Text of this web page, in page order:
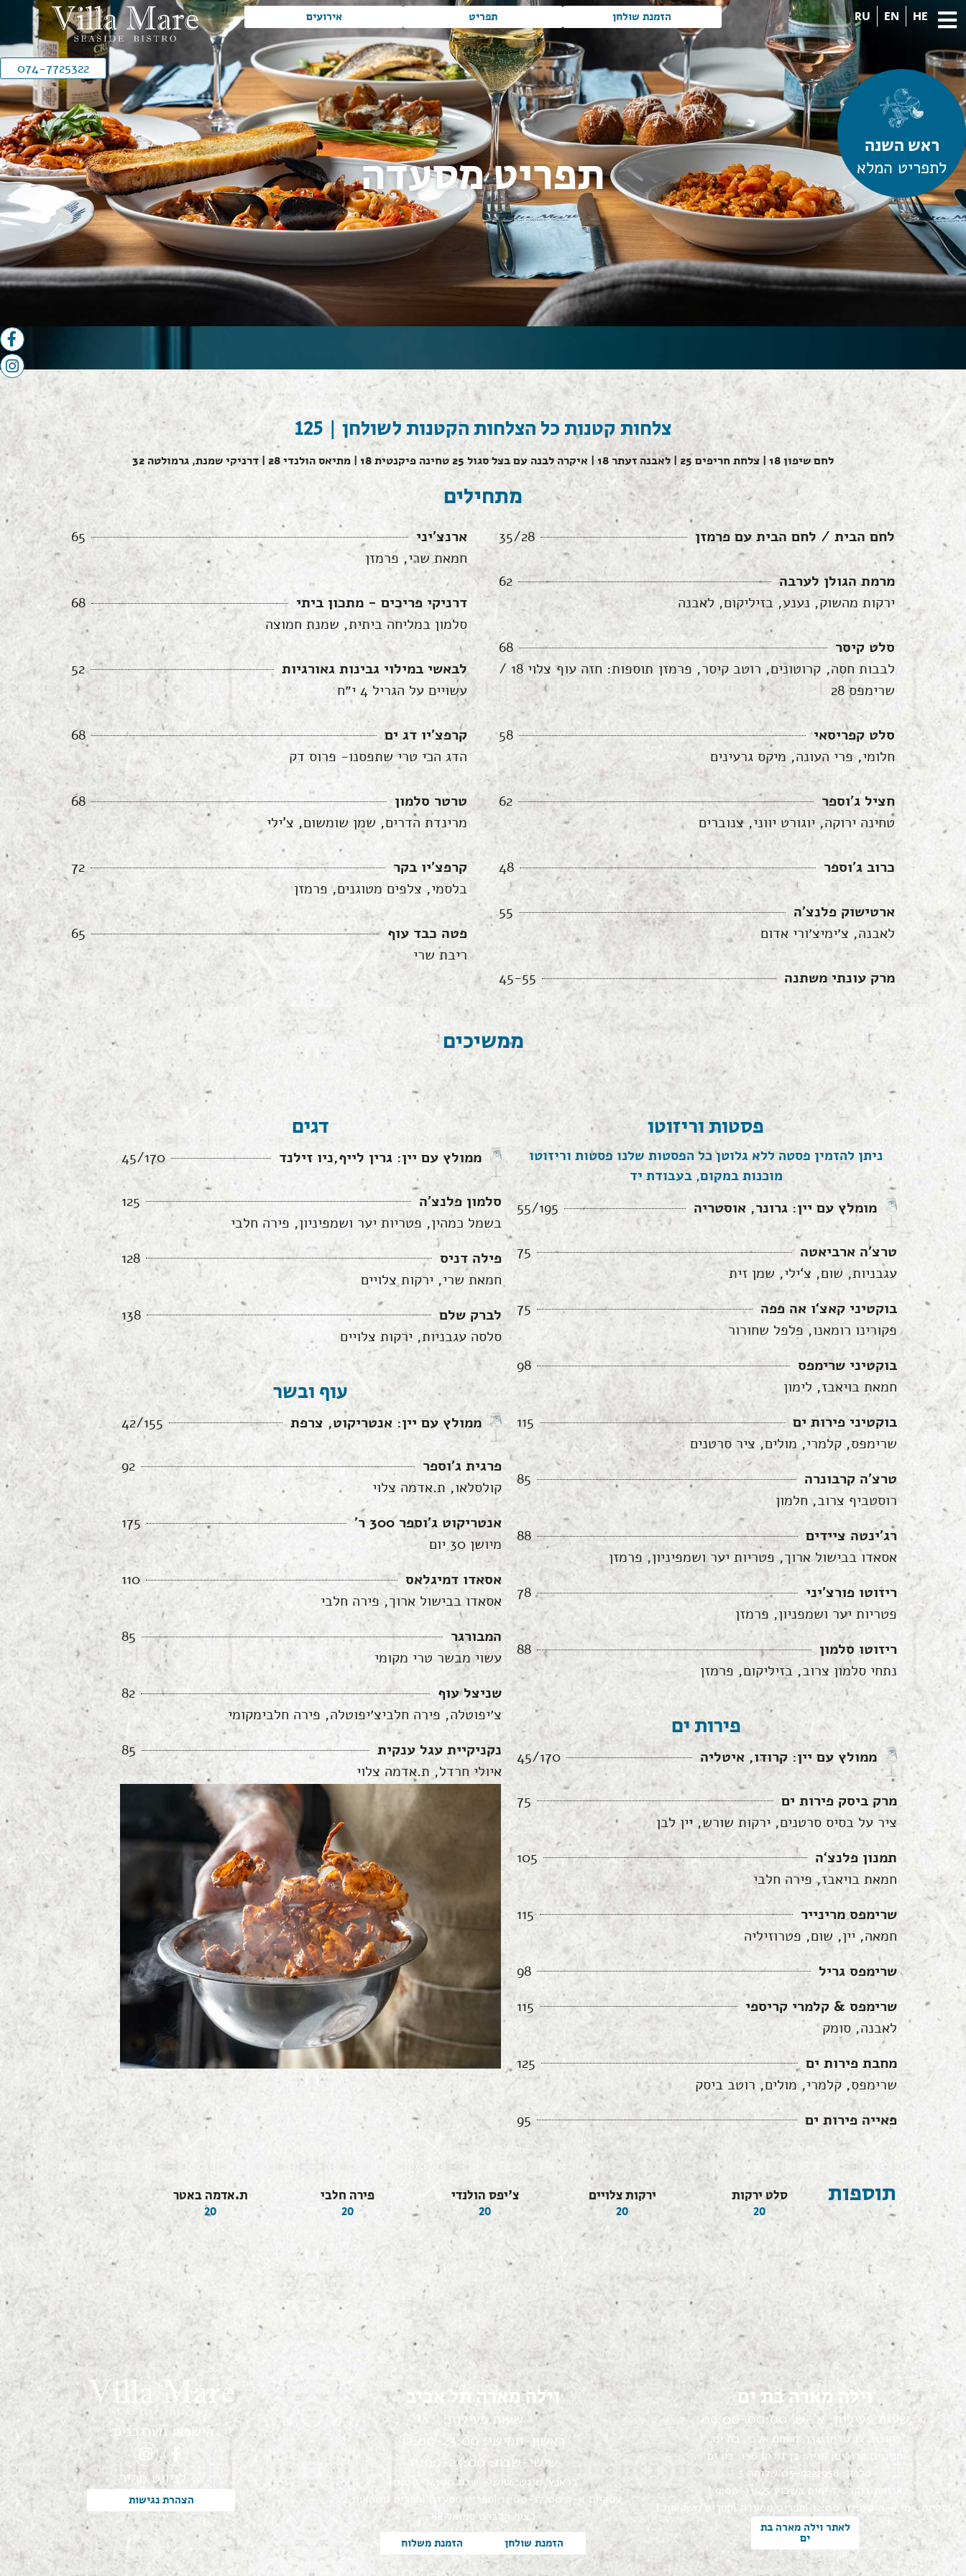
HE
EN
RU הזמנת שולחן תפריט אירועים
074-7725322
ראש השנה
לתפריט המלא תפריט מסעדה
הבית»עמוד הבית עברית וילה מארה»תפריט
מסעדה
צלחות קטנות כל הצלחות הקטנות לשולחן | 125
לחם שיפון 18 | צלחת חריפים 25 | לאבנה זעתר 18 | איקרה לבנה עם בצל סגול 25 טחינה פיקנטית 18 | מתיאס הולנדי 28 | דרניקי שמנת, גרמולטה 32
מתחילים
לחם הבית / לחם הבית עם פרמזן 35/28
מרמת הגולן לערבה
62
ירקות מהשוק, נענע, בזיליקום, לאבנה
סלט קיסר
68
לבבות חסה, קרוטונים, רוטב קיסר, פרמזן תוספות: חזה עוף צלוי 18 /
שרימפס 28
סלט קפריסאי
58
חלומי, פרי העונה, מיקס גרעינים
חציל ג׳וספר
62
טחינה ירוקה, יוגורט יווני, צנוברים
כרוב ג׳וספר 48
ארטישוק פלנצ׳ה
55
לאבנה, צ׳ימיצ׳ורי אדום
מרק עונתי משתנה 45-55
ארנצ'יני
65
חמאת שרי, פרמזן
דרניקי פריכים - מתכון ביתי
68
סלמון במליחה ביתית, שמנת חמוצה
לבאשי במילוי גבינות גאורגיות
52
עשויים על הגריל 4 י״ח
קרפצ׳יו דג ים
68
הדג הכי טרי שתפסנו- פרוס דק
טרטר סלמון
68
מרינדת הדרים, שמן שומשום, צ'ילי
קרפצ׳יו בקר
72
בלסמי, צלפים מטוגנים, פרמזן
פטה כבד עוף
65
ריבת שרי
ממשיכים
פסטות וריזוטו
ניתן להזמין פסטה ללא גלוטן כל הפסטות שלנו פסטות וריזוטו
מוכנות במקום, בעבודת יד
מומלץ עם יין: גרונר, אוסטריה 55/195
טרצ'ה ארביאטה
75
עגבניות, שום, צ‘ילי, שמן זית
בוקטיני קאצ‘ו אה פפה
75
פקורינו רומאנו, פלפל שחורור
בוקטיני שרימפס
98
חמאת בויאבז, לימון
בוקטיני פירות ים
115
שרימפס, קלמרי, מולים, ציר סרטנים
טרצ'ה קרבונרה
85
רוסטביף צרוב, חלמון
רג'ינטה ציידים
88
אסאדו בבישול ארוך, פטריות יער ושמפיניון, פרמזן
ריזוטו פורצ'יני
78
פטריות יער ושמפניון, פרמזן
ריזוטו סלמון
88
נתחי סלמון צרוב, בזיליקום, פרמזן
פירות ים
ממולץ עם יין: קרודו, איטליה 45/170
מרק ביסק פירות ים
75
ציר על בסיס סרטנים, ירקות שורש, יין לבן
תמנון פלנצ‘ה
105
חמאת בויאבז, פירה חלבי
שרימפס מרינייר
115
חמאה, יין, שום, פטרוזיליה
שרימפס גריל
98
שרימפס & קלמרי קריספי
115
לאבנה, סומק
מחבת פירות ים
125
שרימפס, קלמרי, מולים, רוטב ביסק
פאייה פירות ים
95
דגים
ממולץ עם יין: גרין לייף,ניו זילנד 45/170
סלמון פלנצ׳ה
125
בשמל כמהין, פטריות יער ושמפיניון, פירה חלבי
פילה דניס
128
חמאת שרי, ירקות צלויים
לברק שלם
138
סלסה עגבניות, ירקות צלויים
עוף ובשר
ממולץ עם יין: אנטריקוט, צרפת 42/155
פרגית ג׳וספר
92
קולסלאו, ת.אדמה צלוי
אנטריקוט ג׳וספר 300 ר'
175
מיושן 30 יום
אסאדו דמיגלאס
110
אסאדו בבישול ארוך, פירה חלבי
המבורגר
85
עשוי מבשר טרי מקומי
שניצל עוף
82
צ׳יפוטלה, פירה חלביצ׳יפוטלה, פירה חלבימקומי
נקניקיית עגל ענקית
85
איולי חרדל, ת.אדמה צלוי
תוספות סלט ירקות
20
ירקות צלויים
20
צ'יפס הולנדי
20
פירה חלבי
20
ת.אדמה באטר
20
וילה מארה בת ים
שעות פעילות: א'-ש' 09:00-00:00
כתובת: בן גוריון 134, מתחם אלבי, בת ים.
חניונים קרובים: חניה: בן גוריון 136, בת ים
טלפון: 03-9222958 שלוחה 3
ארוחת בוקר : 7 ימים בשבוע 9:00-11:45 |
עסקיות: ימי א-ה 12:00-17:00 |
תפריט מסעדה |תפריט משקאות |
לאתר וילה מארה בת
ים
וילה מארה תל אביב
שעות פעילות:
ראשון-חמישי: 12:00-23:00
שישי-שבת: 11:00-23:00
בראנץ' מוגש: שישי- שבת 11:00-14:00|
עסקיות א-ה 11:00-17:00 |
תפריט מסעדה | תפריט משקאות |
רציף הרברט סמואל 88
הזמנת שולחן הזמנת משלוח
הישראו מעודכנים:
לניווט מהיר
הצהרת נגישות